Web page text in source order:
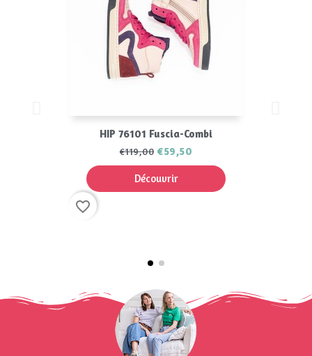
HIP 76101 Fuscia-Combi
€119,00 €59,50
Découvrir
favorite_border